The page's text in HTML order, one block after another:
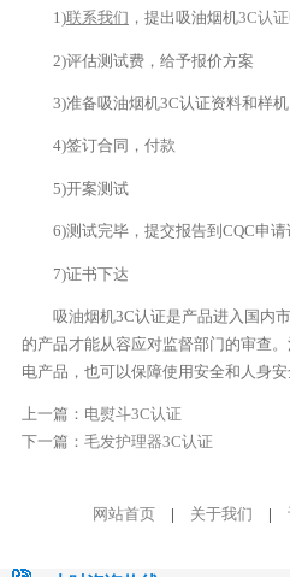
1)联系我们 ，提出吸油烟机3C认证
2)评估测试费，给予报价方案
3)准备吸油烟机3C认证资料和样机
4)签订合同，付款
5)开案测试
6)测试完毕，提交报告到CQC申请
7)证书下达
吸油烟机3C认证是产品进入国内市
的产品才能从容应对监督部门的审查
电产品，也可以保障使用安全和人身安
上一篇： 电熨斗3C认证
下一篇： 毛发护理器3C认证
网站首页 | 关于我们 |